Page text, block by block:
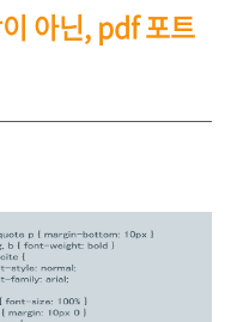
아닌, pdf 포트